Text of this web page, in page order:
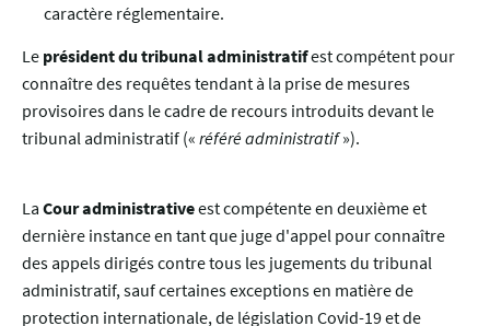
caractère réglementaire.
Le président du tribunal administratifest compétent pour
connaître des requêtes tendant à la prise de mesures
provisoires dans le cadre de recours introduits devant le
tribunal administratif (« référé administratif»).
La Cour administrativeest compétente en deuxième et
dernière instance en tant que juge d'appel pour connaître
des appels dirigés contre tous les jugements du tribunal
administratif, sauf certaines exceptions en matière de
protection internationale, de législation Covid-19 et de